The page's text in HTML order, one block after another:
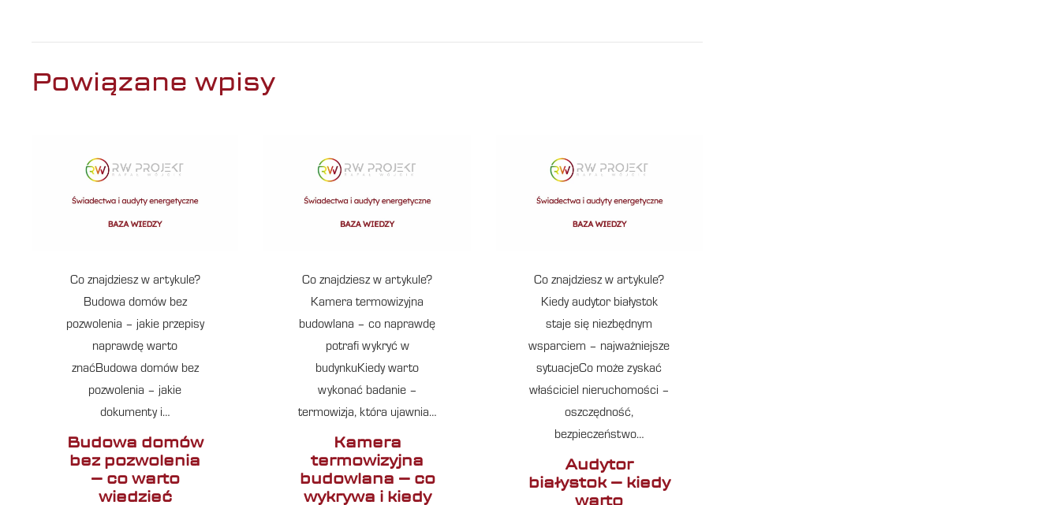
Powiązane wpisy
Co znajdziesz w artykule?
Budowa domów bez
pozwolenia – jakie przepisy
naprawdę warto
znaćBudowa domów bez
pozwolenia – jakie
dokumenty i…
Budowa domów
bez pozwolenia
– co warto
wiedzieć
Co znajdziesz w artykule?
Kamera termowizyjna
budowlana – co naprawdę
potrafi wykryć w
budynkuKiedy warto
wykonać badanie –
termowizja, która ujawnia…
Kamera
termowizyjna
budowlana – co
wykrywa i kiedy
Co znajdziesz w artykule?
Kiedy audytor białystok
staje się niezbędnym
wsparciem – najważniejsze
sytuacjeCo może zyskać
właściciel nieruchomości –
oszczędność,
bezpieczeństwo…
Audytor
białystok – kiedy
warto